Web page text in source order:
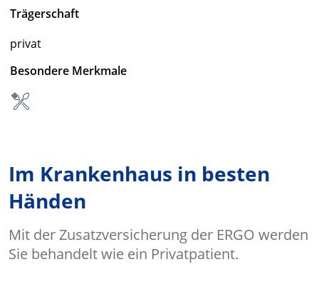
Trägerschaft
privat
Besondere Merkmale
Im Krankenhaus in besten
Händen
Mit der Zusatzversicherung der ERGO werden
Sie behandelt wie ein Privatpatient.